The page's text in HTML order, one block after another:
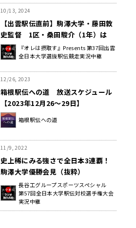
10/13, 2024
【出雲駅伝直前】駒澤大学・藤田敦
史監督 1区・桑田駿介（1年）は
「絶対の自信を持って配置」 ～レ
ース前日取材
『オレは摂取す』Presents 第37回出雲
全日本大学選抜駅伝競走実況中継
12/26, 2023
箱根駅伝への道 放送スケジュール
【2023年12月26～29日】
箱根駅伝への道
11/9, 2022
史上稀にみる強さで全日本3連覇！
駒澤大学優勝会見（抜粋）
長谷工グループスポーツスペシャル
第57回全日本大学駅伝対校選手権大会
実況中継